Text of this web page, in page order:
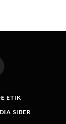
ETIK
SIBER